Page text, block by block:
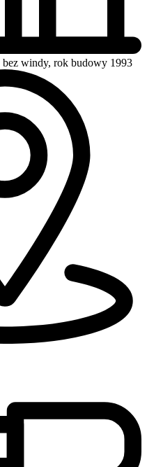
bez windy, rok budowy 1993